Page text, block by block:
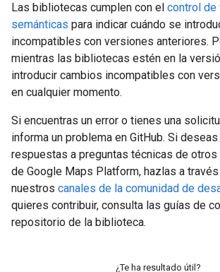
Las bibliotecas cumplen con el control de
semánticas para indicar cuándo se
incompatibles con versiones anteriores.
mientras las bibliotecas estén en la
introducir cambios incompatibles con
en cualquier momento.
Si encuentras un error o tienes una
informa un problema en GitHub. Si
respuestas a preguntas técnicas de
de Google Maps Platform, hazlas a
nuestros canales de la comunidad de
quieres contribuir, consulta las guías de
repositorio de la biblioteca.
¿Te ha resultado útil?